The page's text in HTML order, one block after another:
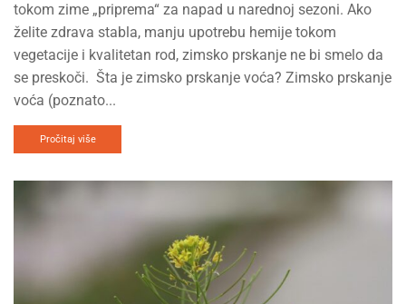
tokom zime „priprema“ za napad u narednoj sezoni. Ako
želite zdrava stabla, manju upotrebu hemije tokom
vegetacije i kvalitetan rod, zimsko prskanje ne bi smelo da
se preskoči. Šta je zimsko prskanje voća? Zimsko prskanje
voća (poznato...
Pročitaj više